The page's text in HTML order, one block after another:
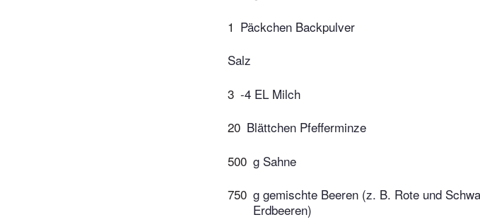
1 Päckchen Backpulver
Salz
3 -4 EL Milch
20 Blättchen Pfefferminze
500 g Sahne
750 g gemischte Beeren (z. B. Rote und
Erdbeeren)